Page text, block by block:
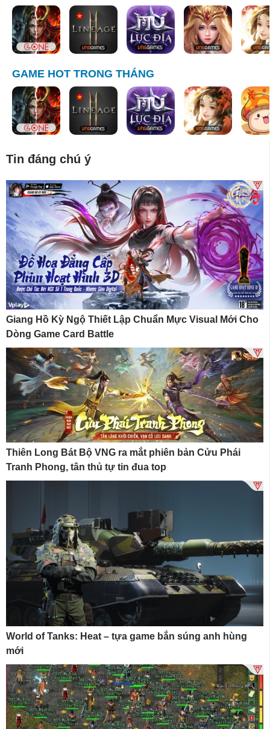
GAME HOT TRONG THÁNG
Tin đáng chú ý
Giang Hồ Kỳ Ngộ Thiết Lập Chuẩn Mực Visual Mới Cho
Dòng Game Card Battle
Thiên Long Bát Bộ VNG ra mắt phiên bản Cửu Phái
Tranh Phong, tân thủ tự tin đua top
World of Tanks: Heat – tựa game bắn súng anh hùng
mới